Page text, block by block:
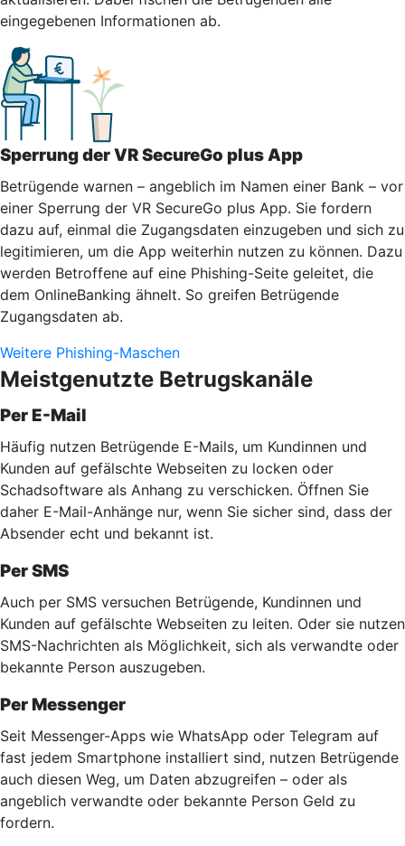
eingegebenen Informationen ab.
Sperrung der VR SecureGo plus App
Betrügende warnen – angeblich im Namen einer Bank – vor
einer Sperrung der VR SecureGo plus App. Sie fordern
dazu auf, einmal die Zugangsdaten einzugeben und sich zu
legitimieren, um die App weiterhin nutzen zu können. Dazu
werden Betroffene auf eine Phishing-Seite geleitet, die
dem OnlineBanking ähnelt. So greifen Betrügende
Zugangsdaten ab.
Weitere Phishing-Maschen
Meistgenutzte Betrugskanäle
Per E-Mail
Häufig nutzen Betrügende E-Mails, um Kundinnen und
Kunden auf gefälschte Webseiten zu locken oder
Schadsoftware als Anhang zu verschicken. Öffnen Sie
daher E-Mail-Anhänge nur, wenn Sie sicher sind, dass der
Absender echt und bekannt ist.
Per SMS
Auch per SMS versuchen Betrügende, Kundinnen und
Kunden auf gefälschte Webseiten zu leiten. Oder sie nutzen
SMS-Nachrichten als Möglichkeit, sich als verwandte oder
bekannte Person auszugeben.
Per Messenger
Seit Messenger-Apps wie WhatsApp oder Telegram auf
fast jedem Smartphone installiert sind, nutzen Betrügende
auch diesen Weg, um Daten abzugreifen – oder als
angeblich verwandte oder bekannte Person Geld zu
fordern.